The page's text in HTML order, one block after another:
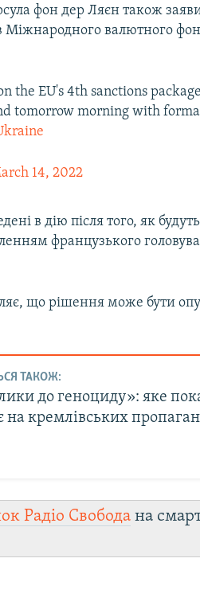
фон дер Ляєн також
Міжнародного валютного
the EU's 4th sanctions
tomorrow morning with
14, 2022
в дію після того, як
французького
що рішення може бути
ТАКОЖ:
до геноциду»: яке
на кремлівських
Радіо Свобода на